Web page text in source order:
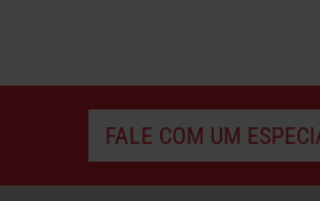
FALE COM UM